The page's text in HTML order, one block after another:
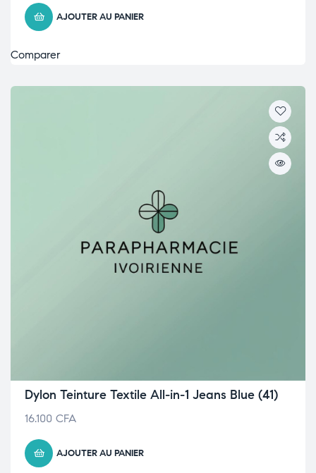
AJOUTER AU PANIER
Comparer
Dylon Teinture Textile All-in-1 Jeans Blue (41)
16.100 CFA
AJOUTER AU PANIER